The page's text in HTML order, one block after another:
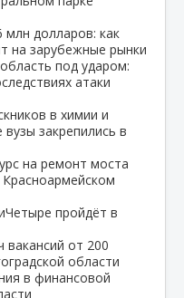
млн долларов: как
на зарубежные рынки
под ударом:
атаки
в химии и
закрепились в
на ремонт моста
пройдёт в
вакансий от 200
области
в финансовой